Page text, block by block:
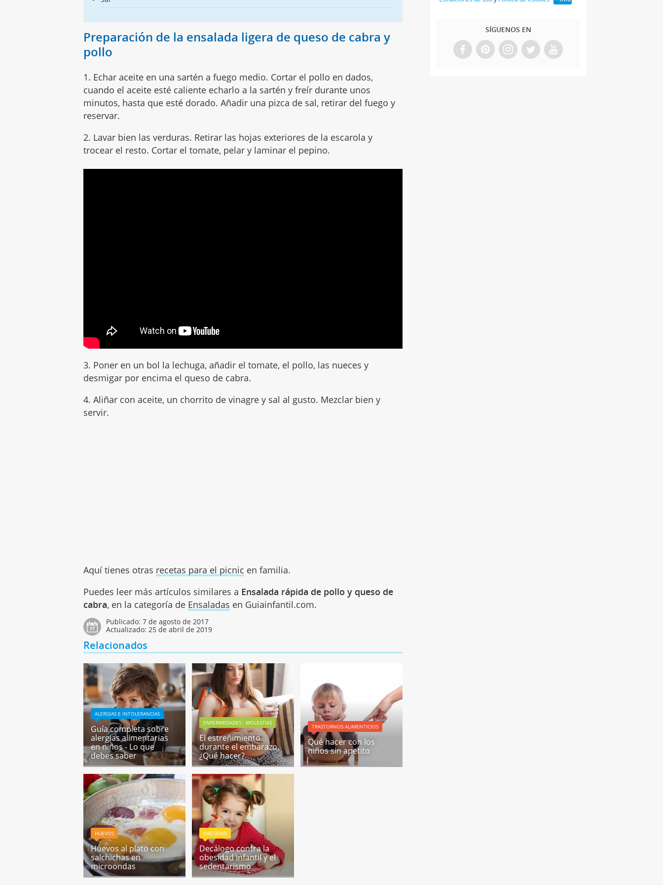
Preparación de la ensalada ligera de queso de cabra y
pollo
1. Echar aceite en una sartén a fuego medio. Cortar el pollo en dados,
cuando el aceite esté caliente echarlo a la sartén y freír durante unos
minutos, hasta que esté dorado. Añadir una pizca de sal, retirar del fuego y
reservar.
2. Lavar bien las verduras. Retirar las hojas exteriores de la escarola y
trocear el resto. Cortar el tomate, pelar y laminar el pepino.
3. Poner en un bol la lechuga, añadir el tomate, el pollo, las nueces y
desmigar por encima el queso de cabra.
4. Aliñar con aceite, un chorrito de vinagre y sal al gusto. Mezclar bien y
servir.
Aquí tienes otras recetas para el picnic en familia.
Puedes leer más artículos similares a Ensalada rápida de pollo y queso de
cabra, en la categoría de Ensaladas en Guiainfantil.com.
Publicado:7 de agosto de 2017
Actualizado: 25 de abril de 2019
Relacionados
ALERGIAS E INTOLERANCIAS
Guía completa sobre
alergias alimentarias
en niños - Lo que
debes saber
ENFERMEDADES - MOLESTIAS
El estreñimiento
durante el embarazo.
¿Qué hacer?
TRASTORNOS ALIMENTICIOS
Qué hacer con los
niños sin apetito
HUEVOS
Huevos al plato con
salchichas en
microondas
OBESIDAD
Decálogo contra la
obesidad infantil y el
sedentarismo
SÍGUENOS EN